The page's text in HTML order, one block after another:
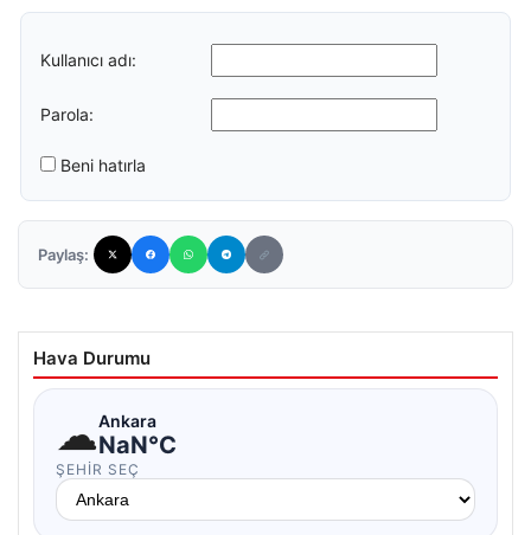
Kullanıcı adı:
Parola:
Beni hatırla
Paylaş:
Hava Durumu
☁Ankara
NaN°C
ŞEHIR SEÇ